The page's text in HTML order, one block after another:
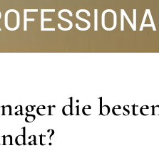
die